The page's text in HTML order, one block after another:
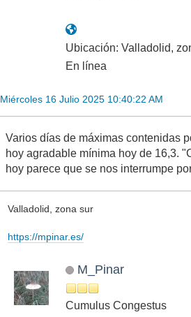
Ubicación: Valladolid,
En línea
Miércoles 16 Julio 2025 10:40:22 AM
Varios días de máximas contenidas
hoy agradable mínima hoy de 16,3.
hoy parece que se nos interrumpe
Valladolid, zona sur
https://mpinar.es/
M_Pinar
Cumulus Congestus